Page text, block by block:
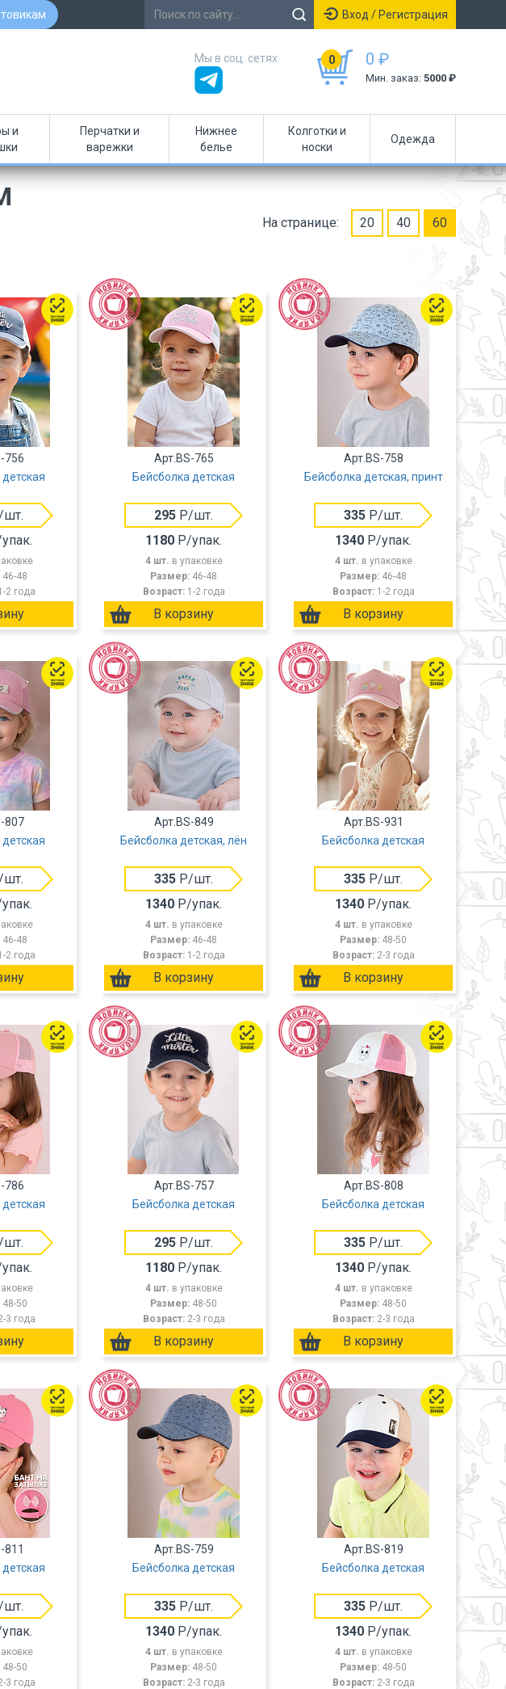
Вход / Регистрация
0 0 ₽
Мин. заказ: 5000 ₽
Мы в соц. сетях
и
Перчатки и
варежки
Нижнее
белье
Колготки и
носки
Одежда
На странице: 20 40 60
756
46-48
2 года
Арт.BS-765
Бейсболка детская
295 Р/шт.
1180 Р/упак.
4 шт. в упаковке
Размер: 46-48
Возраст: 1-2 года
Арт.BS-758
Бейсболка детская, принт
335 Р/шт.
1340 Р/упак.
4 шт. в упаковке
Размер: 46-48
Возраст: 1-2 года
807
46-48
2 года
Арт.BS-849
Бейсболка детская, лён
335 Р/шт.
1340 Р/упак.
4 шт. в упаковке
Размер: 46-48
Возраст: 1-2 года
Арт.BS-931
Бейсболка детская
335 Р/шт.
1340 Р/упак.
4 шт. в упаковке
Размер: 48-50
Возраст: 2-3 года
786
48-50
3 года
Арт.BS-757
Бейсболка детская
295 Р/шт.
1180 Р/упак.
4 шт. в упаковке
Размер: 48-50
Возраст: 2-3 года
Арт.BS-808
Бейсболка детская
335 Р/шт.
1340 Р/упак.
4 шт. в упаковке
Размер: 48-50
Возраст: 2-3 года
811
48-50
3 года
Арт.BS-759
Бейсболка детская
335 Р/шт.
1340 Р/упак.
4 шт. в упаковке
Размер: 48-50
Возраст: 2-3 года
Арт.BS-819
Бейсболка детская
335 Р/шт.
1340 Р/упак.
4 шт. в упаковке
Размер: 48-50
Возраст: 2-3 года